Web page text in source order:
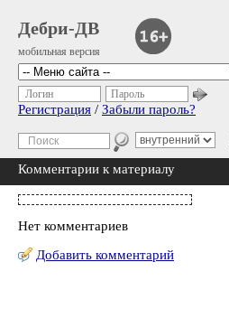
Дебри-ДВ
мобильная версия
Логин Пароль
Регистрация / Забыли пароль?
Комментарии к материалу
Нет комментариев
Добавить комментарий